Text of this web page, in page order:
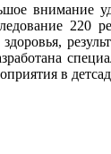
внимание
220
в